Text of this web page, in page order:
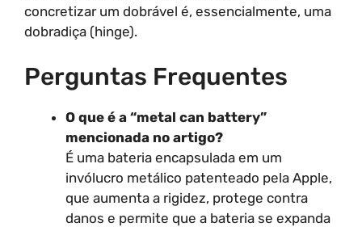
concretizar um dobrável é, essencialmente, uma
dobradiça (hinge).
Perguntas Frequentes
O que é a “metal can battery”
mencionada no artigo?
É uma bateria encapsulada em um
invólucro metálico patenteado pela Apple,
que aumenta a rigidez, protege contra
danos e permite que a bateria se expanda